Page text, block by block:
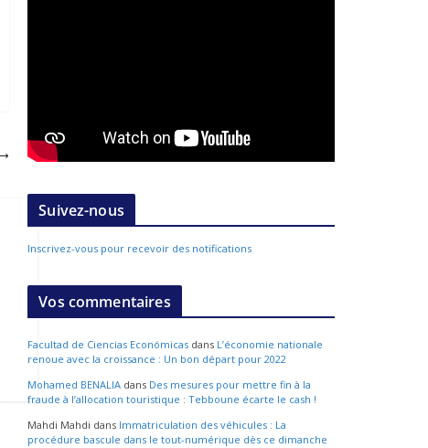
Suivez-nous
Inscrivez-vous pour recevoir des notifications
Vos commentaires
Facultad de Ciencias Económicas dans L’économie nationale
renoue avec la croissance : Un bon départ pour 2022
Mohamed BENALIA dans Des mesures pour mettre fin à la
fraude à l’allocation touristique : Tebboune écarte le cash !
Mahdi Mahdi dans Immatriculation des véhicules : La
procédure bascule dans le tout-numérique dès ce dimanche